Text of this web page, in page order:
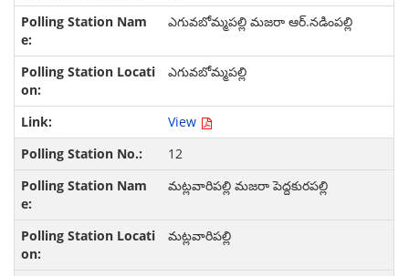
ఎగువబోమ్మపల్లి మజరా ఆర్.నడింపల్లి
ఎగువబోమ్మపల్లి
View
12
మట్లవారిపల్లి మజరా పెద్దకురపల్లి
మట్లవారిపల్లి